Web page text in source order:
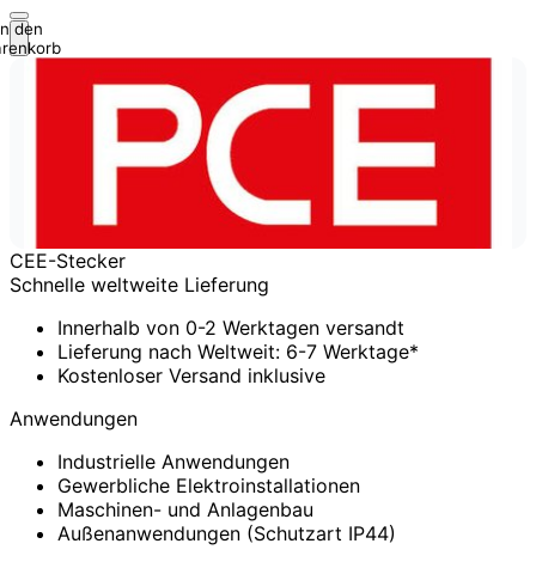
den
CEE-Stecker
Schnelle weltweite Lieferung
Innerhalb von 0-2 Werktagen versandt
Lieferung nach Weltweit: 6-7 Werktage*
Kostenloser Versand inklusive
Anwendungen
Industrielle Anwendungen
Gewerbliche Elektroinstallationen
Maschinen- und Anlagenbau
Außenanwendungen (Schutzart IP44)